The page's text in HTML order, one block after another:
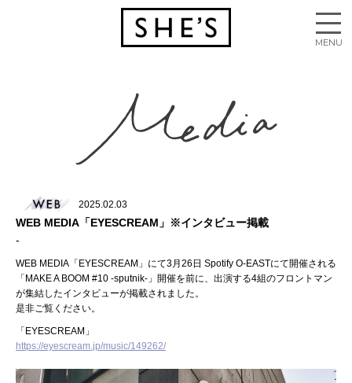
2025.02.03
WEB MEDIA「EYESCREAM」※インタビュー掲載
WEB MEDIA「EYESCREAM」にて3月26日 Spotify O-EASTにて開催される
「MAKE A BOOM #10 -sputnik-」開催を前に、出演する4組のフロントマン
が集結したインタビューが掲載されました。
是非ご覧ください。
「EYESCREAM」
https://eyescream.jp/music/149262/